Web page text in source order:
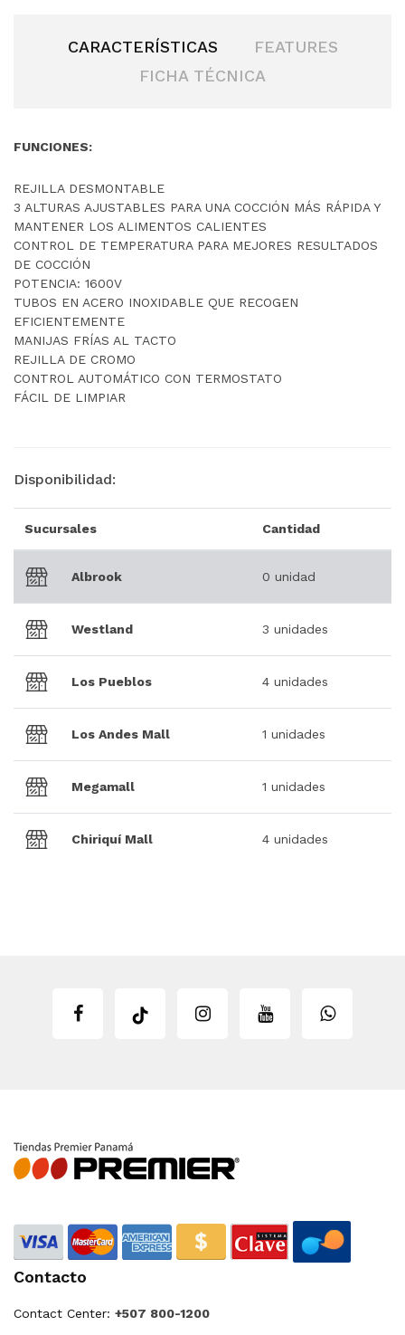
CARACTERÍSTICAS
FEATURES
FICHA TÉCNICA
FUNCIONES:
REJILLA DESMONTABLE
3 ALTURAS AJUSTABLES PARA UNA COCCIÓN MÁS RÁPIDA Y
MANTENER LOS ALIMENTOS CALIENTES
CONTROL DE TEMPERATURA PARA MEJORES RESULTADOS
DE COCCIÓN
POTENCIA: 1600V
TUBOS EN ACERO INOXIDABLE QUE RECOGEN
EFICIENTEMENTE
MANIJAS FRÍAS AL TACTO
REJILLA DE CROMO
CONTROL AUTOMÁTICO CON TERMOSTATO
FÁCIL DE LIMPIAR
Disponibilidad:
Sucursales Cantidad
Albrook 0 unidad
Westland 3 unidades
Los Pueblos 4 unidades
Los Andes Mall 1 unidades
Megamall 1 unidades
Chiriquí Mall 4 unidades
Contacto
Contact Center: +507 800-1200